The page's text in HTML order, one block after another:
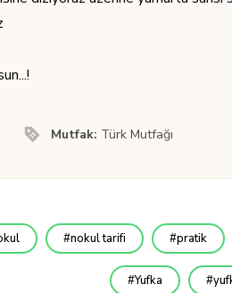
Mutfak: Türk Mutfağı
nokul tarifi pratik
Yufka